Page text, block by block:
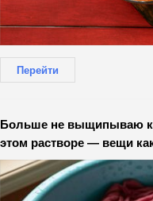
Перейти
Больше не выщипываю
этом растворе — вещи